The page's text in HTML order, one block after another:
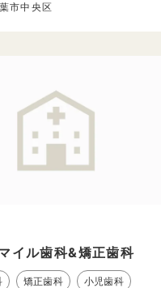
市中央区
イル歯科&矯正歯科
矯正歯科 小児歯科